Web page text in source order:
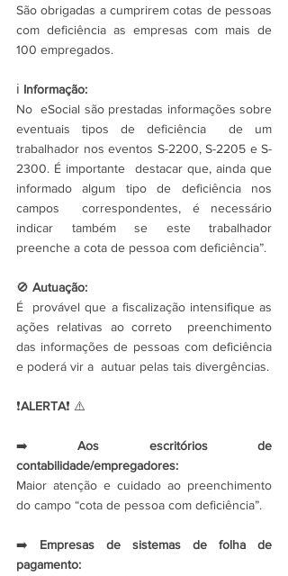
São obrigadas a cumprirem cotas de pessoas
com deficiência as empresas com mais de
100 empregados.
ℹ️ Informação:
No  eSocial são prestadas informações sobre
eventuais tipos de deficiência  de um
trabalhador nos eventos S-2200, S-2205 e S-
2300. É importante  destacar que, ainda que
informado algum tipo de deficiência nos
campos  correspondentes, é necessário
indicar também se este trabalhador
preenche a cota de pessoa com deficiência”.
🚫 Autuação:
É  provável que a fiscalização intensifique as
ações relativas ao correto  preenchimento
das informações de pessoas com deficiência
e poderá vir a  autuar pelas tais divergências.
❗ALERTA❗ ⚠️
➡️ Aos escritórios de
contabilidade/empregadores:
Maior atenção e cuidado ao preenchimento
do campo “cota de pessoa com deficiência”.
➡️ Empresas de sistemas de folha de
pagamento: